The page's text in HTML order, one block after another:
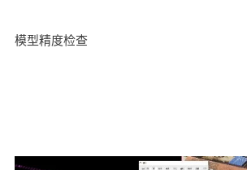
模型精度检查